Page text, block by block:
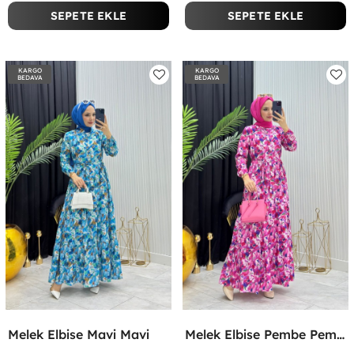
SEPETE EKLE SEPETE EKLE
KARGO
BEDAVA
Melek Elbise Mavi Mavi
KARGO
BEDAVA
Melek Elbise Pembe Pembe